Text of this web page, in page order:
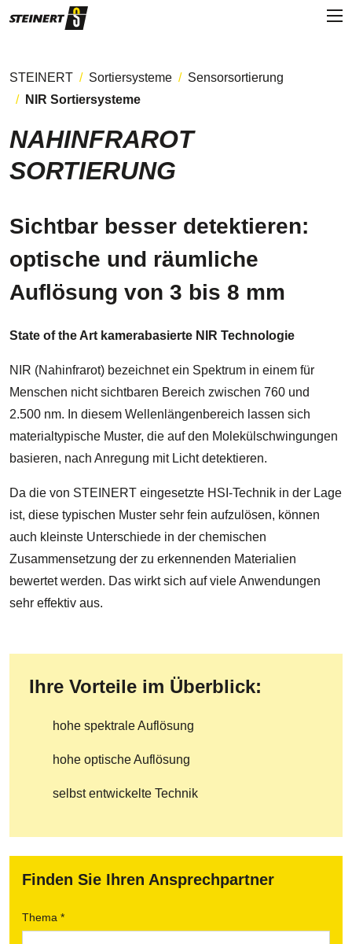
STEINERT Sortiersysteme
Sensorsortierung
NIR Sortiersysteme
NAHINFRAROT
SORTIERUNG
Sichtbar besser detektieren:
optische und räumliche
Auflösung von 3 bis 8 mm
State of the Art kamerabasierte NIR Technologie
NIR (Nahinfrarot) bezeichnet ein Spektrum in einem für
Menschen nicht sichtbaren Bereich zwischen 760 und
2.500 nm. In diesem Wellenlängenbereich lassen sich
materialtypische Muster, die auf den Molekülschwingungen
basieren, nach Anregung mit Licht detektieren.
Da die von STEINERT eingesetzte HSI-Technik in der Lage
ist, diese typischen Muster sehr fein aufzulösen, können
auch kleinste Unterschiede in der chemischen
Zusammensetzung der zu erkennenden Materialien
bewertet werden. Das wirkt sich auf viele Anwendungen
sehr effektiv aus.
Ihre Vorteile im Überblick:
hohe spektrale Auflösung
hohe optische Auflösung
selbst entwickelte Technik
Finden Sie Ihren Ansprechpartner
Thema *